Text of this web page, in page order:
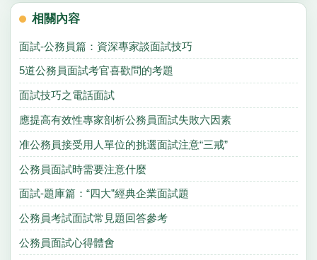
相關內容
面試-公務員篇：資深專家談面試技巧
5道公務員面試考官喜歡問的考題
面試技巧之電話面試
應提高有效性專家剖析公務員面試失敗六因素
准公務員接受用人單位的挑選面試注意“三戒”
公務員面試時需要注意什麼
面試-題庫篇：“四大”經典企業面試題
公務員考試面試常見題回答參考
公務員面試心得體會